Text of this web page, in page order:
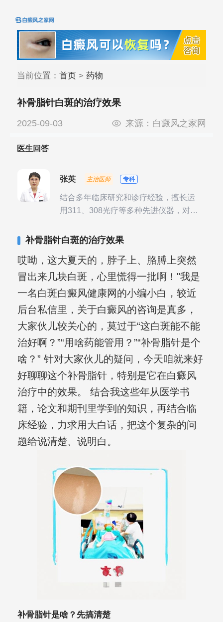
当前位置： 首页> 药物
补骨脂针白斑的治疗效果
2025-09-03 来源： 白癜风之家网
医生回答
张英 主治医师 专科
结合多年临床研究和诊疗经验，擅长运
用311、308光疗等多种先进仪器，对不
其对女性银屑病、顽固性银屑病、全身
验。
补骨脂针白斑的治疗效果
哎呦，这大夏天的，脖子上、胳膊上突然
冒出来几块白斑，心里慌得一批啊！"我是
一名白斑白癜风健康网的小编小白，较近
后台私信里，关于白癜风的咨询是真多，
大家伙儿较关心的，莫过于“这白斑能不能
治好啊？”“用啥药能管用？”“补骨脂针是个
啥？” 针对大家伙儿的疑问，今天咱就来好
好聊聊这个补骨脂针，特别是它在白癜风
治疗中的效果。 结合我这些年从医学书
籍，论文和期刊里学到的知识，再结合临
床经验，力求用大白话，把这个复杂的问
题给说清楚、说明白。
补骨脂针是啥？先搞清楚